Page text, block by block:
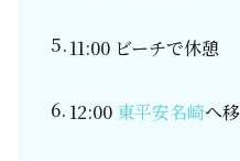
11:00 ビーチで休憩
12:00 東平安名崎へ